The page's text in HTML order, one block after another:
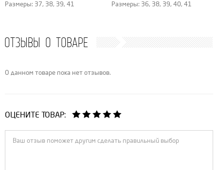
Размеры: 37, 38, 39, 41 Размеры: 36, 38, 39, 40, 41
ОТЗЫВЫ О ТОВАРЕ
О данном товаре пока нет отзывов.
ОЦЕНИТЕ ТОВАР: